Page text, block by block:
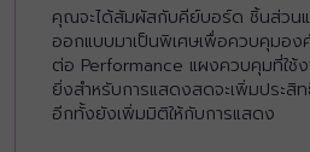
คุณจะได้สัมผัสกับคีย์บอร์ด ชิ้นส่วน
ออกแบบมาเป็นพิเศษเพื่อควบคุมอง
ต่อ Performance แผงควบคุมที่ใช้ง
ยิ่งสำหรับการแสดงสดจะเพิ่มประสิท
อีกทั้งยังเพิ่มมิติให้กับการแสดง